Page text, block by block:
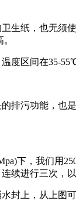
纸，也无须
区间在35-
污功能，也
下，我们用
进行三次，
上，从上图